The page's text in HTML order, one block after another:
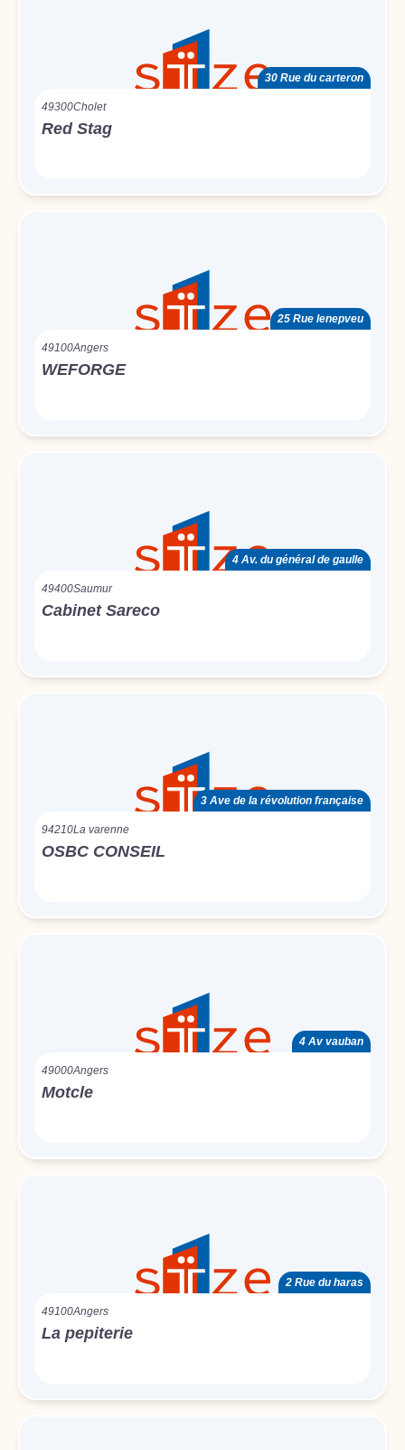
30 Rue du carteron
49300Cholet
Red Stag
25 Rue lenepveu
49100Angers
WEFORGE
4 Av. du général de gaulle
49400Saumur
Cabinet Sareco
3 Ave de la révolution française
94210La varenne
OSBC CONSEIL
4 Av vauban
49000Angers
Motcle
2 Rue du haras
49100Angers
La pepiterie